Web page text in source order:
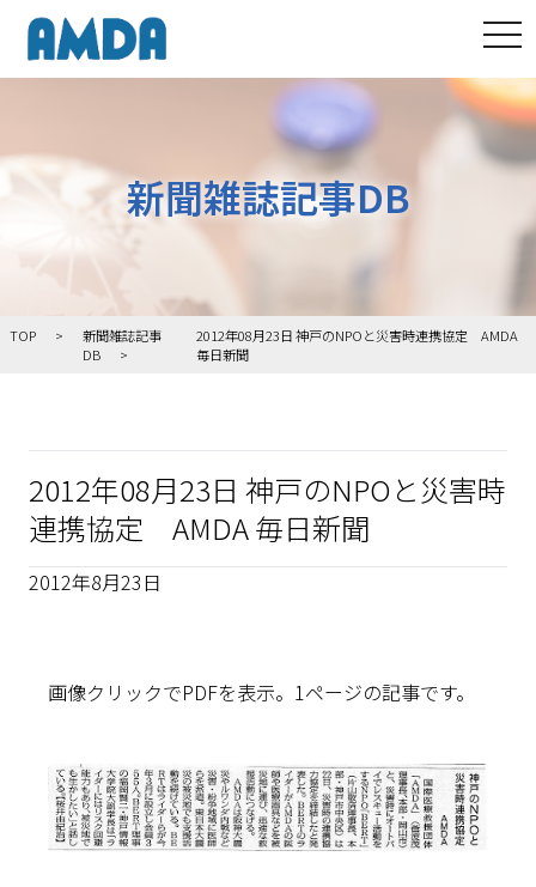
新聞雑誌記事DB
TOP
新聞雑誌記事
DB
2012年08月23日 神戸のNPOと災害時連携協定 AMDA
毎日新聞
2012年08月23日 神戸のNPOと災害時
連携協定 AMDA 毎日新聞
2012年8月23日
画像クリックでPDFを表示。1ページの記事です。